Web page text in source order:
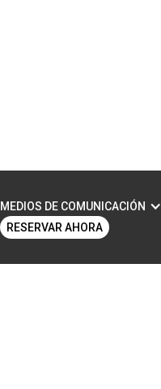
MEDIOS DE COMUNICACIÓN
RESERVAR AHORA